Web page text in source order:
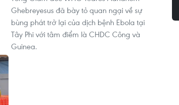
Ghebreyesus đã bày tỏ quan ngại về sự
bùng phát trở lại của dịch bệnh Ebola tại
Tây Phi với tâm điểm là CHDC Công và
Guinea.